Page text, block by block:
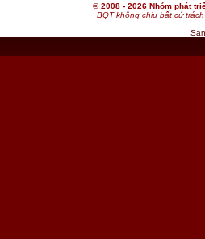
© 2008 - 2026 Nhóm phát
BQT không chịu bất cứ